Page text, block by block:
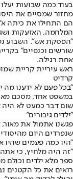
בעוד כמה שבועות יעלו
מחזור שמסיים את
הם התחילו את כיתה א'
המלחמה, האזעקות
"הפסקת אש". השבוע
שורשים וכנפיים"
אחת רגילה.
ראש עיריית קריית
קרדיט
"בכל פעם לא ידענו מה
במשפט אחד, מסכם
שום דבר כמעט לא היה
"ילדים גיבורים"
פגשנו אתמול את
שנפרדים היום
"היו כמה פעמים שהיו
"זה היה מלחיץ, כי
ספר מלא ילדים וכולם
רואים את כל הקטנים